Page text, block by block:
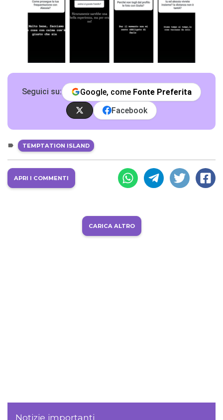
Seguici su: Google, come Fonte Preferita
Facebook
TEMPTATION ISLAND
APRI I COMMENTI
CARICA ALTRO
Notizie importanti